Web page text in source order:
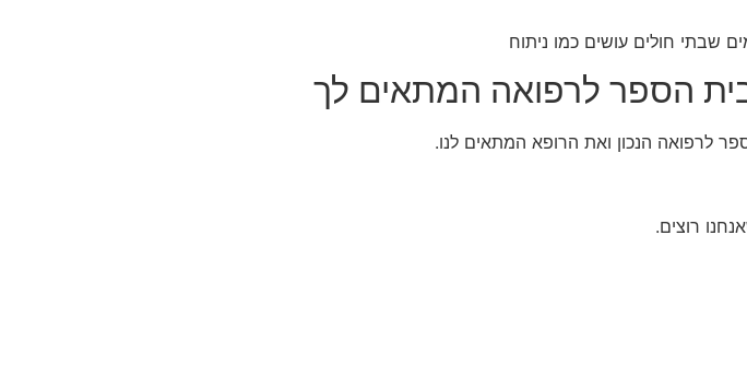
שבתי חולים עושים כמו ניתוח
הספר לרפואה המתאים לך
לרפואה הנכון ואת הרופא המתאים לנו.
רוצים.